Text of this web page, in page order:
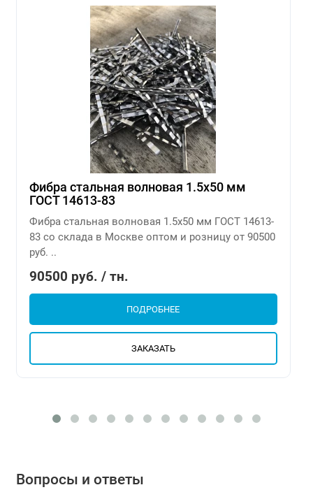
Фибра стальная волновая 1.5х50 мм
ГОСТ 14613-83
Фибра стальная волновая 1.5х50 мм ГОСТ 14613-
83 со склада в Москве оптом и розницу от 90500
руб. ..
90500 руб. / тн.
ПОДРОБНЕЕ
ЗАКАЗАТЬ
Вопросы и ответы